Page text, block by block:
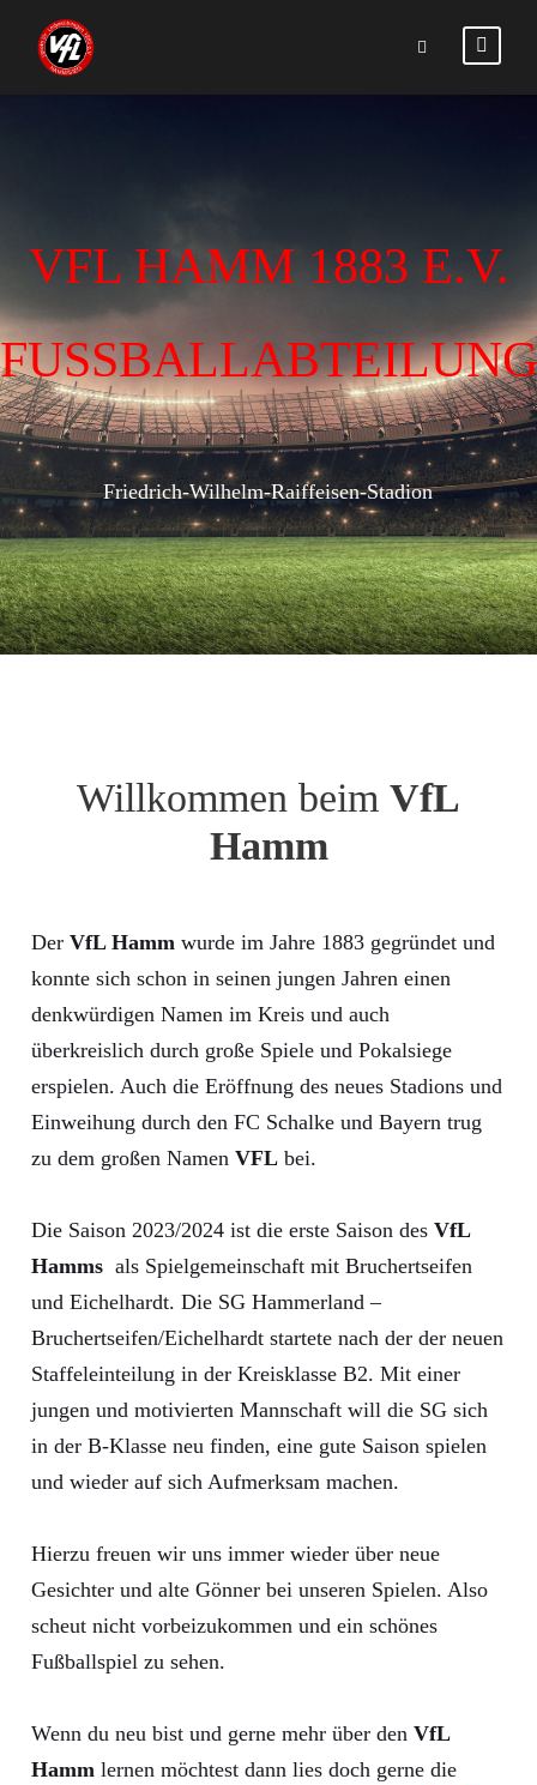
VFL HAMM 1883 E.V.
FUSSBALLABTEILUNG
Friedrich-Wilhelm-Raiffeisen-Stadion
Willkommen beim VfL
Hamm
Der VfL Hamm wurde im Jahre 1883 gegründet und
konnte sich schon in seinen jungen Jahren einen
denkwürdigen Namen im Kreis und auch
überkreislich durch große Spiele und Pokalsiege
erspielen. Auch die Eröffnung des neues Stadions und
Einweihung durch den FC Schalke und Bayern trug
zu dem großen Namen VFL bei.
Die Saison 2023/2024 ist die erste Saison des VfL
Hamms als Spielgemeinschaft mit Bruchertseifen
und Eichelhardt. Die SG Hammerland –
Bruchertseifen/Eichelhardt startete nach der der neuen
Staffeleinteilung in der Kreisklasse B2. Mit einer
jungen und motivierten Mannschaft will die SG sich
in der B-Klasse neu finden, eine gute Saison spielen
und wieder auf sich Aufmerksam machen.
Hierzu freuen wir uns immer wieder über neue
Gesichter und alte Gönner bei unseren Spielen. Also
scheut nicht vorbeizukommen und ein schönes
Fußballspiel zu sehen.
Wenn du neu bist und gerne mehr über den VfL
Hamm lernen möchtest dann lies doch gerne die